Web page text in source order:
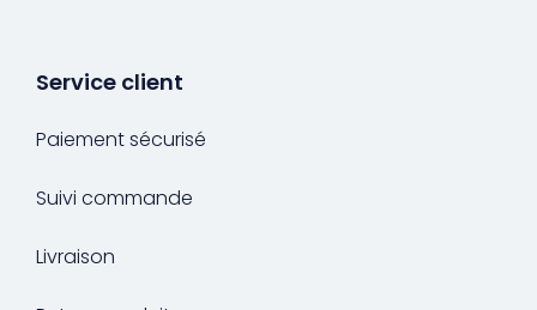
Service client
Paiement sécurisé
Suivi commande
Livraison